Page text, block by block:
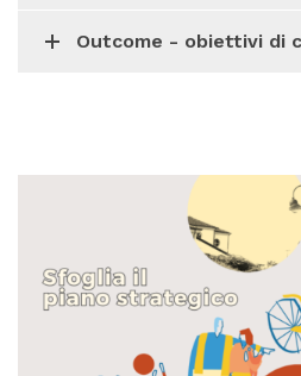
Outcome - obiettivi di